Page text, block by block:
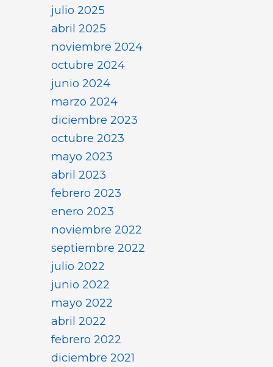
julio 2025
abril 2025
noviembre 2024
octubre 2024
junio 2024
marzo 2024
diciembre 2023
octubre 2023
mayo 2023
abril 2023
febrero 2023
enero 2023
noviembre 2022
septiembre 2022
julio 2022
junio 2022
mayo 2022
abril 2022
febrero 2022
diciembre 2021